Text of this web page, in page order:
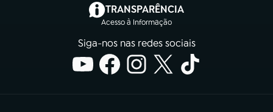
TRANSPARÊNCIA
Acesso à Informação
(abre em nova aba)
Siga-nos nas redes sociais